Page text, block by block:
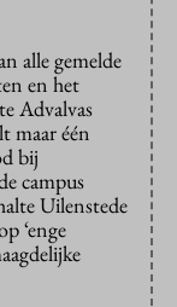
alle gemelde
en het
Advalvas
maar één
bij
campus
Uilenstede
‘enge